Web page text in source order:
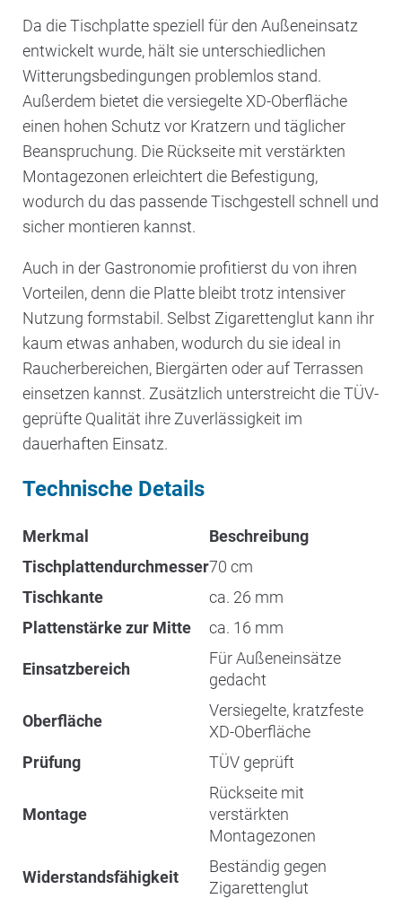
Da die Tischplatte speziell für den Außeneinsatz
entwickelt wurde, hält sie unterschiedlichen
Witterungsbedingungen problemlos stand.
Außerdem bietet die versiegelte XD-Oberfläche
einen hohen Schutz vor Kratzern und täglicher
Beanspruchung. Die Rückseite mit verstärkten
Montagezonen erleichtert die Befestigung,
wodurch du das passende Tischgestell schnell und
sicher montieren kannst.
Auch in der Gastronomie profitierst du von ihren
Vorteilen, denn die Platte bleibt trotz intensiver
Nutzung formstabil. Selbst Zigarettenglut kann ihr
kaum etwas anhaben, wodurch du sie ideal in
Raucherbereichen, Biergärten oder auf Terrassen
einsetzen kannst. Zusätzlich unterstreicht die TÜV-
geprüfte Qualität ihre Zuverlässigkeit im
dauerhaften Einsatz.
Technische Details
Merkmal
Beschreibung
Tischplattendurchmesser70 cm
Tischkante
ca. 26 mm
Plattenstärke zur Mitte
ca. 16 mm
Einsatzbereich
Für Außeneinsätze
gedacht
Oberfläche
Versiegelte, kratzfeste
XD-Oberfläche
Prüfung
TÜV geprüft
Montage
Rückseite mit
verstärkten
Montagezonen
Widerstandsfähigkeit
Beständig gegen
Zigarettenglut